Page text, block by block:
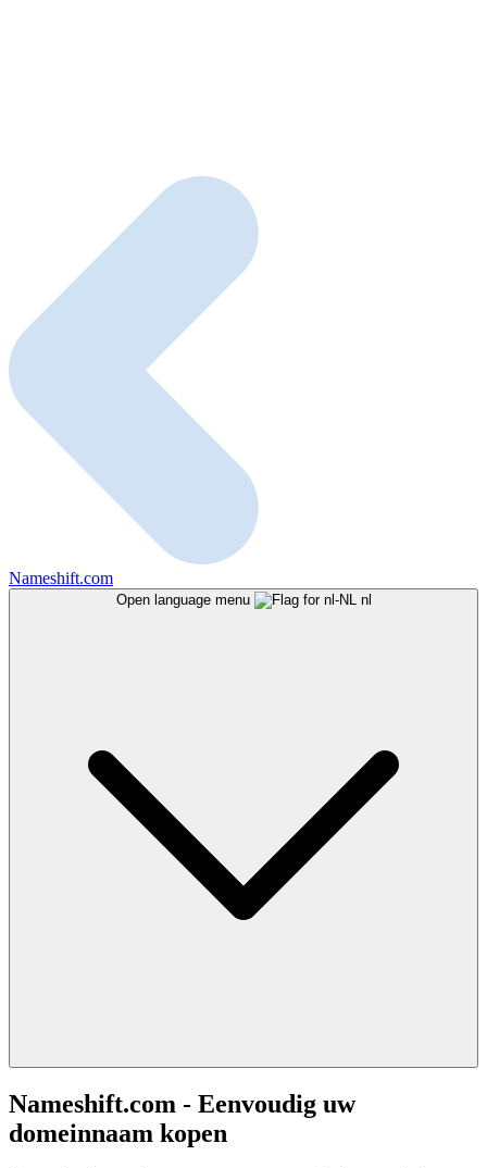
Nameshift.com
Open language menu nl
Nameshift.com - Eenvoudig uw
domeinnaam kopen